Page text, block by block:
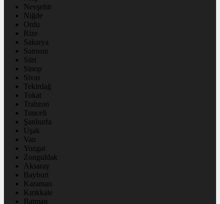
Nevşehir
Niğde
Ordu
Rize
Sakarya
Samsun
Siirt
Sinop
Sivas
Tekirdağ
Tokat
Trabzon
Tunceli
Şanlıurfa
Uşak
Van
Yozgat
Zonguldak
Aksaray
Bayburt
Karaman
Kırıkkale
Batman